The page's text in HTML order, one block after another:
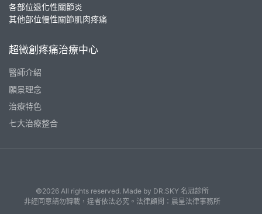
各部位退化性關節炎
其他部位慢性關節肌肉疼痛
超微創疼痛治療中心
醫師介紹
願景理念
治療特色
七大治療整合
©2026 All rights reserved. Made by DR.SKY 名冠診所
非經同意請勿轉載，違者依法必究。法律顧問：晨星法律事務所